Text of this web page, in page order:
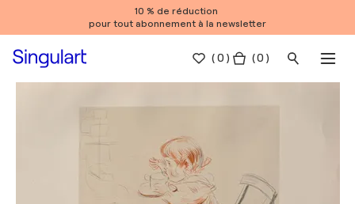
10 % de réduction
pour tout abonnement à la newsletter
(0 ) ( 0 )